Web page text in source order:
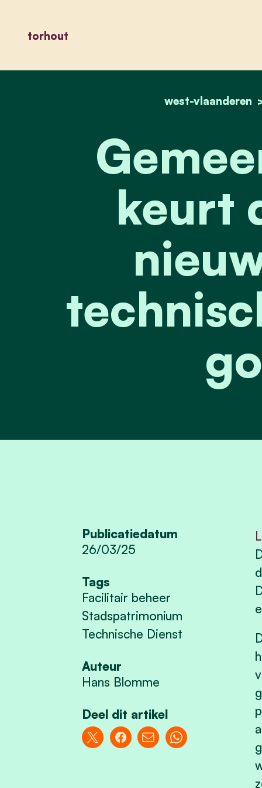
torhout
west-vlaanderen
keurt
Publicatiedatum
26/03/25
Tags
Facilitair beheer
Stadspatrimonium
Technische Dienst
Auteur
Hans Blomme
Deel dit artikel